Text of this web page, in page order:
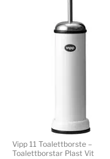
Vipp 11 Toalettborste –
Toalettborstar Plast Vit